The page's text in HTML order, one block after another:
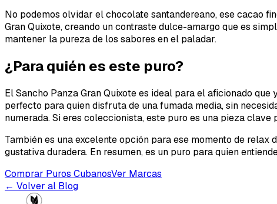
No podemos olvidar el chocolate santandereano, ese cacao
Gran Quixote, creando un contraste dulce-amargo que es
mantener la pureza de los sabores en el paladar.
¿Para quién es este puro?
El Sancho Panza Gran Quixote es ideal para el aficionado
perfecto para quien disfruta de una fumada media, sin
numerada. Si eres coleccionista, este puro es una pieza
También es una excelente opción para ese momento de
gustativa duradera. En resumen, es un puro para quien
Comprar Puros CubanosVer Marcas
← Volver al Blog